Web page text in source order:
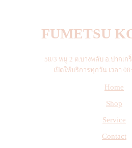
FUMETSU
58/3 หมู่ 2 ต.บางพลับ อ.ปากเก
เปิดให้บริการทุกวัน เวลา
Home
Shop
Service
Contact